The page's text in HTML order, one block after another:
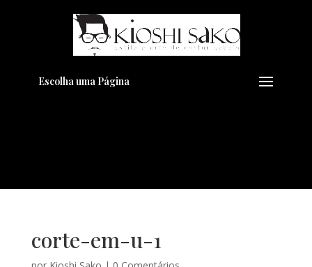
Escolha uma Página
corte-em-u-1
Pensando em transformar seu
Visual??